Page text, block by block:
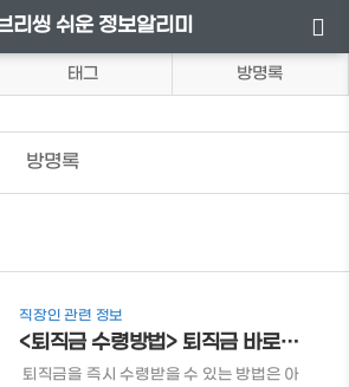
리씽 쉬운 정보알리미
태그 방명록
방명록
직장인 관련 정보
<퇴직금 수령방법> 퇴직금 바로 수령받는 방법
​ 퇴직금을 즉시 수령받을 수 있는 방법은 아